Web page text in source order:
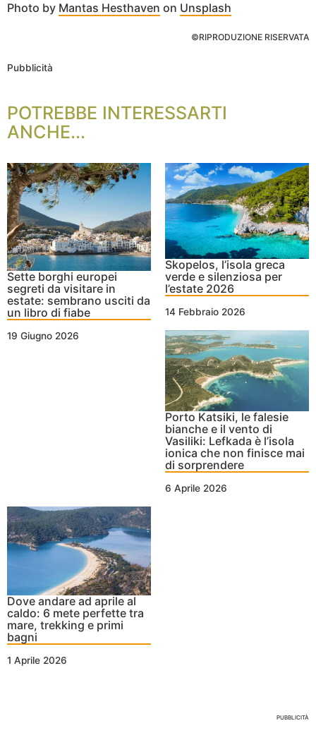
Photo by Mantas Hesthaven on Unsplash
©RIPRODUZIONE RISERVATA
Pubblicità
POTREBBE INTERESSARTI
ANCHE...
Sette borghi europei
segreti da visitare in
estate: sembrano usciti da
un libro di fiabe
19 Giugno 2026
Skopelos, l’isola greca
verde e silenziosa per
l’estate 2026
14 Febbraio 2026
Porto Katsiki, le falesie
bianche e il vento di
Vasiliki: Lefkada è l’isola
ionica che non finisce mai
di sorprendere
6 Aprile 2026
Dove andare ad aprile al
caldo: 6 mete perfette tra
mare, trekking e primi
bagni
1 Aprile 2026
PUBBLICITÀ